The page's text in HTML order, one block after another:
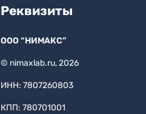
Реквизиты
ООО “НИМАКС”
© nimaxlab.ru, 2026
ИНН: 7807260803
КПП: 780701001